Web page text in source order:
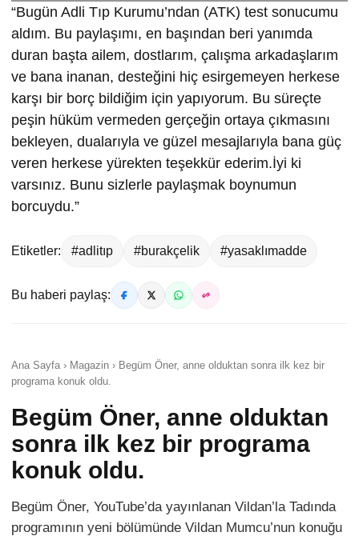
“Bugün Adli Tıp Kurumu’ndan (ATK) test sonucumu
aldım. Bu paylaşımı, en başından beri yanımda
duran başta ailem, dostlarım, çalışma arkadaşlarım
ve bana inanan, desteğini hiç esirgemeyen herkese
karşı bir borç bildiğim için yapıyorum. Bu süreçte
peşin hüküm vermeden gerçeğin ortaya çıkmasını
bekleyen, dualarıyla ve güzel mesajlarıyla bana güç
veren herkese yürekten teşekkür ederim.İyi ki
varsınız. Bunu sizlerle paylaşmak boynumun
borcuydu.”
Etiketler: #adlitıp #burakçelik #yasaklımadde
Bu haberi paylaş:
Ana Sayfa › Magazin › Begüm Öner, anne olduktan sonra ilk kez bir
programa konuk oldu.
Begüm Öner, anne olduktan
sonra ilk kez bir programa
konuk oldu.
Begüm Öner, YouTube’da yayınlanan Vildan’la Tadında
programının yeni bölümünde Vildan Mumcu’nun konuğu